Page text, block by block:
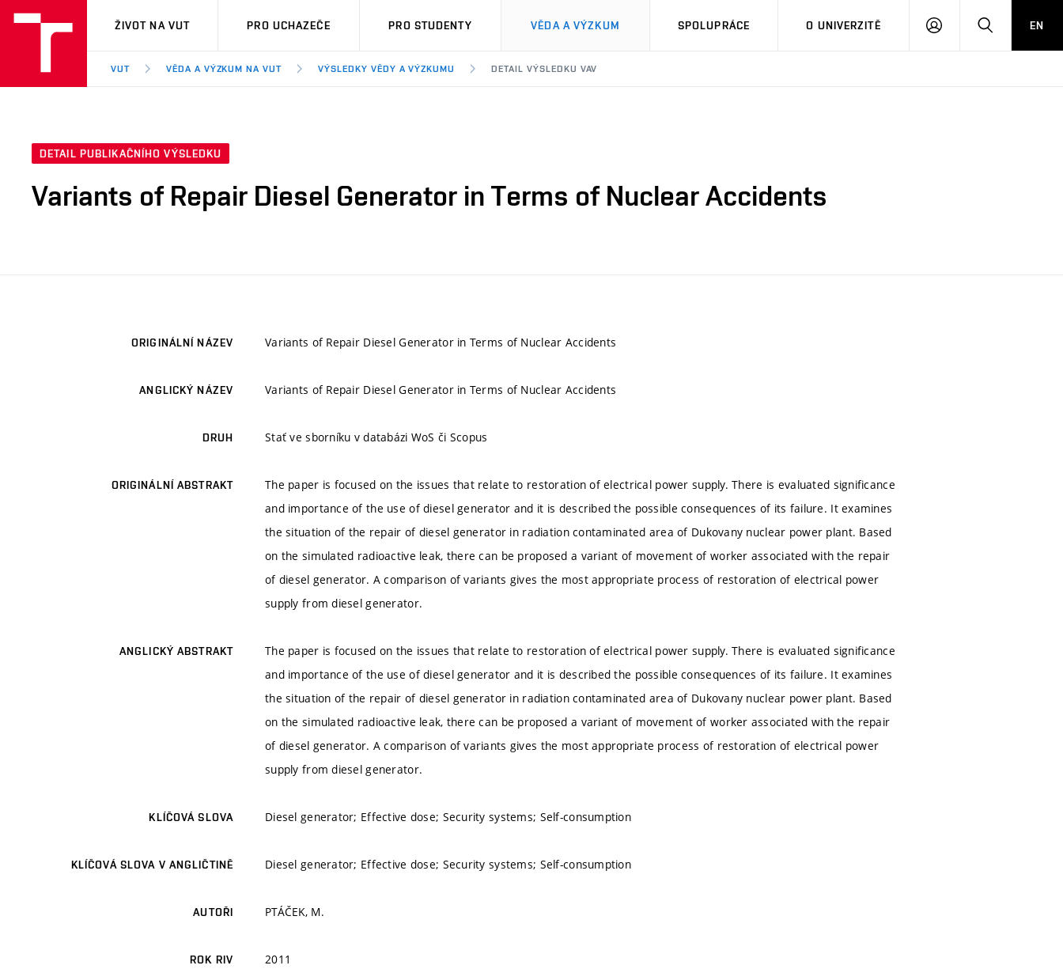
VUT
ŽIVOT NA VUT PRO UCHAZEČE PRO STUDENTY VĚDA A VÝZKUM SPOLUPRÁCE O UNIVERZITĚ
PŘIHLÁSIT HLEDATEN
VUT VĚDA A VÝZKUM NA VUT VÝSLEDKY VĚDY A VÝZKUMU DETAIL VÝSLEDKU VAV
DETAIL PUBLIKAČNÍHO VÝSLEDKU
Variants of Repair Diesel Generator in Terms of Nuclear Accidents
ORIGINÁLNÍ NÁZEV Variants of Repair Diesel Generator in Terms of Nuclear Accidents
ANGLICKÝ NÁZEV Variants of Repair Diesel Generator in Terms of Nuclear Accidents
DRUH Stať ve sborníku v databázi WoS či Scopus
ORIGINÁLNÍ ABSTRAKT
The paper is focused on the issues that relate to restoration of electrical power supply. There is evaluated significance
and importance of the use of diesel generator and it is described the possible consequences of its failure. It examines
the situation of the repair of diesel generator in radiation contaminated area of Dukovany nuclear power plant. Based
on the simulated radioactive leak, there can be proposed a variant of movement of worker associated with the repair
of diesel generator. A comparison of variants gives the most appropriate process of restoration of electrical power
supply from diesel generator.
ANGLICKÝ ABSTRAKT
The paper is focused on the issues that relate to restoration of electrical power supply. There is evaluated significance
and importance of the use of diesel generator and it is described the possible consequences of its failure. It examines
the situation of the repair of diesel generator in radiation contaminated area of Dukovany nuclear power plant. Based
on the simulated radioactive leak, there can be proposed a variant of movement of worker associated with the repair
of diesel generator. A comparison of variants gives the most appropriate process of restoration of electrical power
supply from diesel generator.
KLÍČOVÁ SLOVA Diesel generator; Effective dose; Security systems; Self-consumption
KLÍČOVÁ SLOVA V ANGLIČTINĚ Diesel generator; Effective dose; Security systems; Self-consumption
AUTOŘI PTÁČEK, M.
ROK RIV 2011